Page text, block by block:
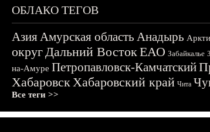
ОБЛАКО ТЕГОВ
АзияАмурская область Анадырь
округДальний ВостокЕАО Забайкалье
на-Амуре Петропавловск-Камчатский
ХабаровскХабаровский край Чита
Все теги >>